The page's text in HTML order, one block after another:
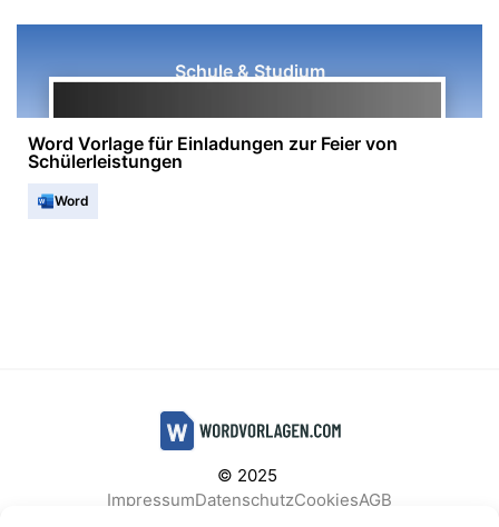
Schule & Studium
Word Vorlage für Einladungen zur Feier von
Schülerleistungen
Word
© 2025
ImpressumDatenschutzCookiesAGB